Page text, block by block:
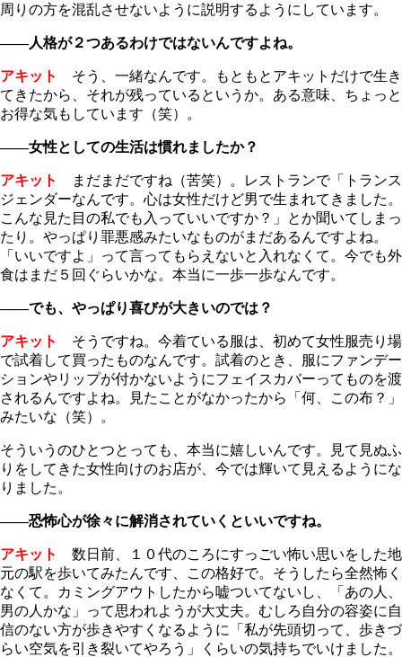
周りの方を混乱させないように説明するようにしています。
――人格が２つあるわけではないんですよね。
アキット
そう、一緒なんです。もともとアキットだけで生き
てきたから、それが残っているというか。ある意味、ちょっと
お得な気もしています（笑）。
――女性としての生活は慣れましたか？
アキット
まだまだですね（苦笑）。レストランで「トランス
ジェンダーなんです。心は女性だけど男で生まれてきました。
こんな見た目の私でも入っていいですか？」とか聞いてしまっ
たり。やっぱり罪悪感みたいなものがまだあるんですよね。
「いいですよ」って言ってもらえないと入れなくて。今でも外
食はまだ５回ぐらいかな。本当に一歩一歩なんです。
――でも、やっぱり喜びが大きいのでは？
アキット
そうですね。今着ている服は、初めて女性服売り場
で試着して買ったものなんです。試着のとき、服にファンデー
ションやリップが付かないようにフェイスカバーってものを渡
されるんですよね。見たことがなかったから「何、この布？」
みたいな（笑）。
そういうのひとつとっても、本当に嬉しいんです。見て見ぬふ
りをしてきた女性向けのお店が、今では輝いて見えるようにな
りました。
――恐怖心が徐々に解消されていくといいですね。
アキット
数日前、１０代のころにすっごい怖い思いをした地
元の駅を歩いてみたんです、この格好で。そうしたら全然怖く
なくて。カミングアウトしたから嘘ついてないし、「あの人、
男の人かな」って思われようが大丈夫。むしろ自分の容姿に自
信のない方が歩きやすくなるように「私が先頭切って、歩きづ
らい空気を引き裂いてやろう」くらいの気持ちでいけました。